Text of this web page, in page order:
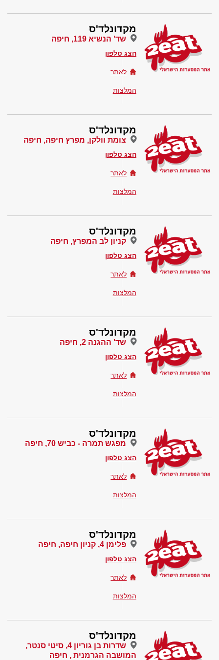
מקדונלד'ס
שד' הנשיא 119, חיפה
הצג טלפון
לאתר
המלצות
מקדונלד'ס
צומת וולקן, מפרץ חיפה, חיפה
הצג טלפון
לאתר
המלצות
מקדונלד'ס
קניון לב המפרץ, חיפה
הצג טלפון
לאתר
המלצות
מקדונלד'ס
שד' ההגנה 2, חיפה
הצג טלפון
לאתר
המלצות
מקדונלד'ס
מפגש תמרה - כביש 70, חיפה
הצג טלפון
לאתר
המלצות
מקדונלד'ס
פלימן 4, קניון חיפה, חיפה
הצג טלפון
לאתר
המלצות
מקדונלד'ס
שדרות בן גוריון 4, סיטי סנטר,
המושבה הגרמנית , חיפה